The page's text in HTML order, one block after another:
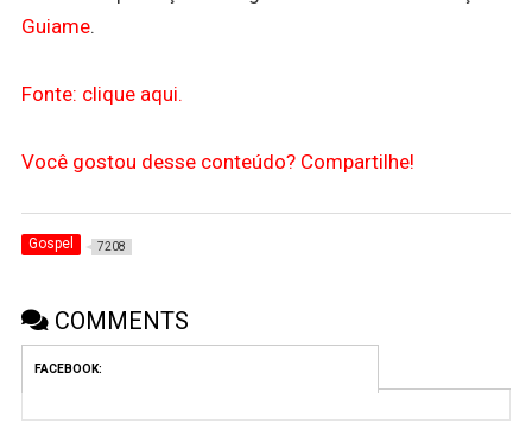
Guiame.
Fonte: clique aqui.
Você gostou desse conteúdo? Compartilhe!
Gospel 7208
COMMENTS
FACEBOOK: